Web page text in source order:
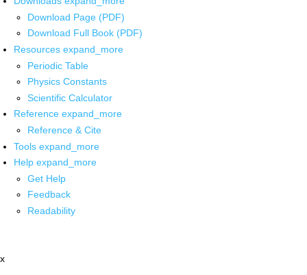
Download Page (PDF)
Download Full Book (PDF)
Resources expand_more
Periodic Table
Physics Constants
Scientific Calculator
Reference expand_more
Reference & Cite
Tools expand_more
Help expand_more
Get Help
Feedback
Readability
x